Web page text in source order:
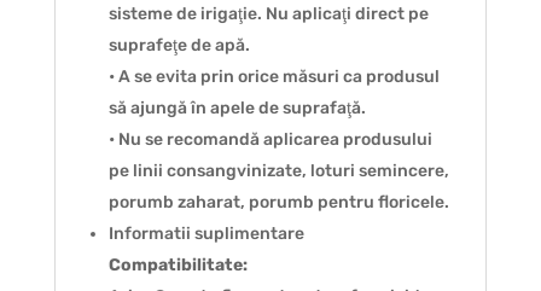
sisteme de irigaţie. Nu aplicaţi direct pe
suprafeţe de apă.
• A se evita prin orice măsuri ca produsul
să ajungă în apele de suprafaţă.
• Nu se recomandă aplicarea produsului
pe linii consangvinizate, loturi semincere,
porumb zaharat, porumb pentru floricele.
Informatii suplimentare
Compatibilitate: